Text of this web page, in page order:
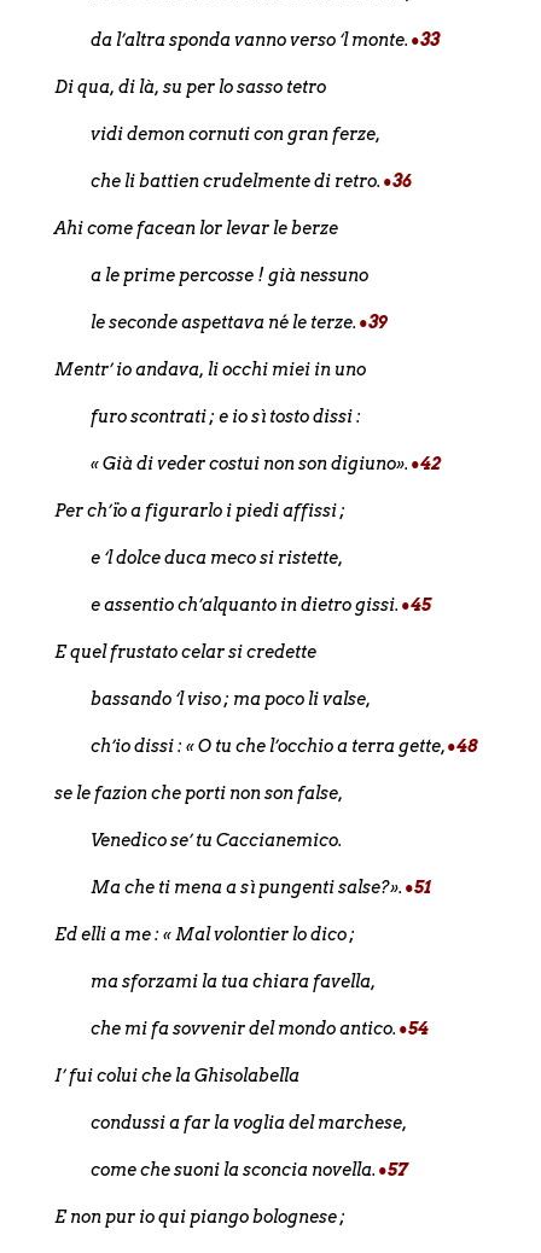
da l’altra sponda vanno verso ‘l monte. •33
Di qua, di là, su per lo sasso tetro
vidi demon cornuti con gran ferze,
che li battien crudelmente di retro. •36
Ahi come facean lor levar le berze
a le prime percosse ! già nessuno
le seconde aspettava né le terze. •39
Mentr’ io andava, li occhi miei in uno
furo scontrati ; e io sì tosto dissi :
« Già di veder costui non son digiuno». •42
Per ch’ïo a figurarlo i piedi affissi ;
e ‘l dolce duca meco si ristette,
e assentio ch’alquanto in dietro gissi. •45
E quel frustato celar si credette
bassando ‘l viso ; ma poco li valse,
ch’io dissi : « O tu che l’occhio a terra gette,•48
se le fazion che porti non son false,
Venedico se’ tu Caccianemico.
Ma che ti mena a sì pungenti salse?». •51
Ed elli a me : « Mal volontier lo dico ;
ma sforzami la tua chiara favella,
che mi fa sovvenir del mondo antico. •54
I’ fui colui che la Ghisolabella
condussi a far la voglia del marchese,
come che suoni la sconcia novella. •57
E non pur io qui piango bolognese ;